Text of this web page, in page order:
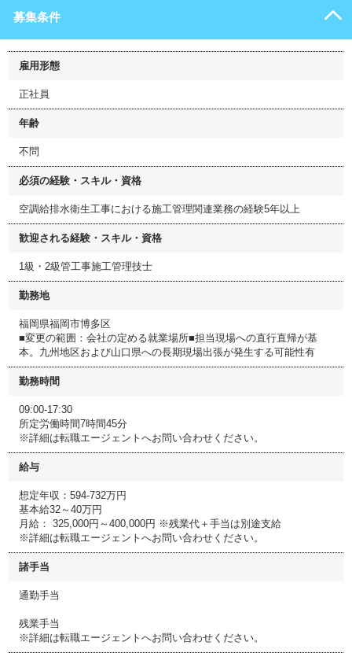
募集条件
雇用形態
正社員
年齢
不問
必須の経験・スキル・資格
空調給排水衛生工事における施工管理関連業務の経験5年以上
歓迎される経験・スキル・資格
1級・2級管工事施工管理技士
勤務地
福岡県福岡市博多区
■変更の範囲：会社の定める就業場所■担当現場への直行直帰が基
本。九州地区および山口県への長期現場出張が発生する可能性有
勤務時間
09:00-17:30
所定労働時間7時間45分
※詳細は転職エージェントへお問い合わせください。
給与
想定年収：594-732万円
基本給32～40万円
月給： 325,000円～400,000円 ※残業代＋手当は別途支給
※詳細は転職エージェントへお問い合わせください。
諸手当
通勤手当
残業手当
※詳細は転職エージェントへお問い合わせください。